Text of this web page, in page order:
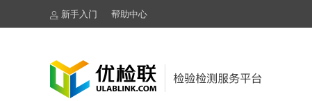
新手入门 帮助中心